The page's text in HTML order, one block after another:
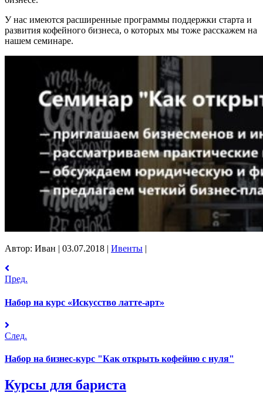
У нас имеются расширенные программы поддержки старта и
развития кофейного бизнеса, о которых мы тоже расскажем на
нашем семинаре.
Автор: Иван | 03.07.2018 | Ивенты |
Пред.
Набор на курс «Искусство латте-арт»
След.
Набор на бизнес-курс "Как открыть кофейню с нуля"
Курсы для бариста